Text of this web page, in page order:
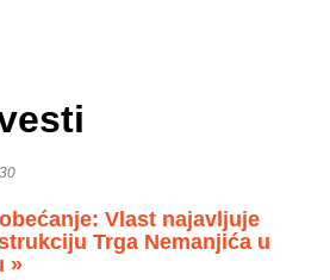
Vlast najavljuje
Trga Nemanjića u
»